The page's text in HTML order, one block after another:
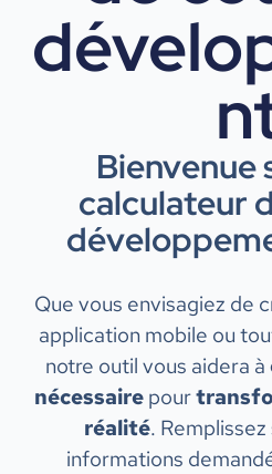
Bienvenue
calculateur
Que vous envisagiez de
application mobile ou
notre outil vous aidera à
nécessaire pour
réalité.
informations